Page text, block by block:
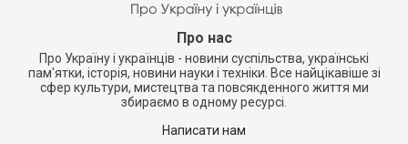
Про нас
Про Україну і українців - новини суспільства, українські
пам'ятки, історія, новини науки і техніки. Все найцікавіше зі
сфер культури, мистецтва та повсякденного життя ми
збираємо в одному ресурсі.
Написати нам